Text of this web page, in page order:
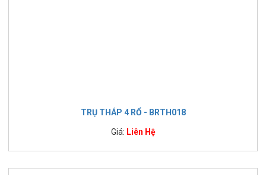
TRỤ THÁP 4 RỔ - BRTH018
Giá: Liên Hệ